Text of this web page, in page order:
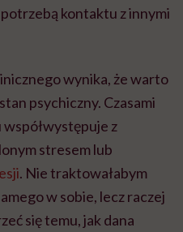
kontaktu z innymi
wynika, że warto
psychiczny. Czasami
współwystępuje z
stresem lub
. Nie traktowałabym
w sobie, lecz raczej
się temu, jak dana